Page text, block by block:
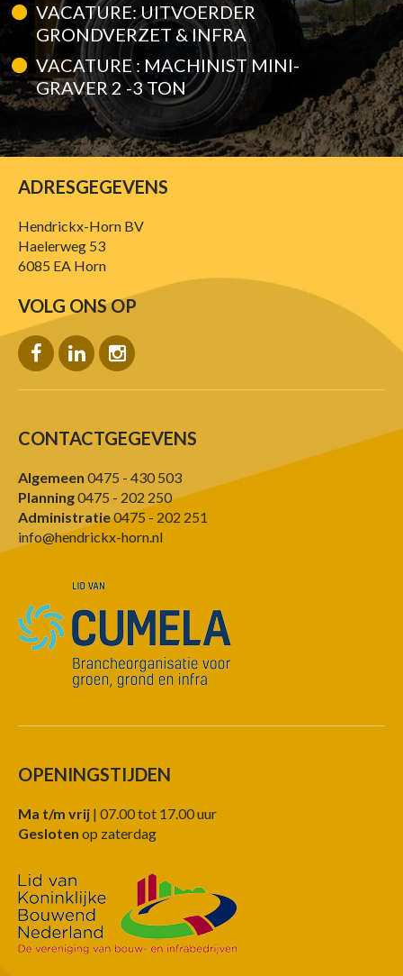
VACATURE: UITVOERDER
GRONDVERZET & INFRA
VACATURE : MACHINIST MINI-
GRAVER 2 -3 TON
ADRESGEGEVENS
Hendrickx-Horn BV
Haelerweg 53
6085 EA Horn
VOLG ONS OP
CONTACTGEGEVENS
Algemeen 0475 - 430 503
Planning0475 - 202 250
Administratie0475 - 202 251
info@hendrickx-horn.nl
OPENINGSTIJDEN
Ma t/m vrij | 07.00 tot 17.00 uur
Gesloten op zaterdag